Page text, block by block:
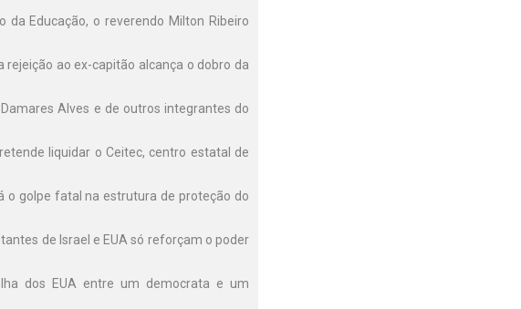
Educação, o reverendo Milton Ribeiro
rejeição ao ex-capitão alcança o dobro da
Alves e de outros integrantes do
liquidar o Ceitec, centro estatal de
o golpe fatal na estrutura de proteção do
de Israel e EUA só reforçam o poder
dos EUA entre um democrata e um